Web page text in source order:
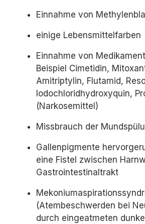
Einnahme von
einige Lebensmittelfarben
Einnahme von
Beispiel Cimetidin,
Amitriptylin, Flutamid,
Iodochloridhydroxyquin,
(Narkosemittel)
Missbrauch der
Gallenpigmente
eine Fistel zwischen
Gastrointestinaltrakt
(Atembeschwerden bei
durch eingeatmeten